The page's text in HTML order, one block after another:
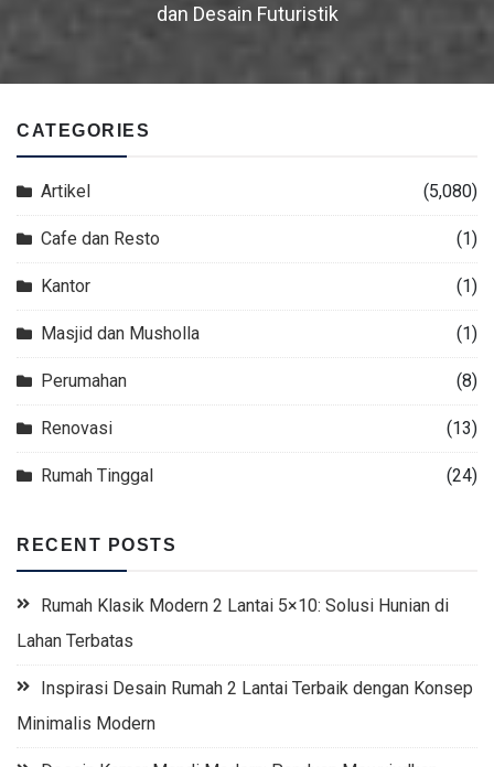
dan Desain Futuristik
CATEGORIES
Artikel (5,080)
Cafe dan Resto (1)
Kantor (1)
Masjid dan Musholla (1)
Perumahan (8)
Renovasi (13)
Rumah Tinggal (24)
RECENT POSTS
Rumah Klasik Modern 2 Lantai 5×10: Solusi Hunian di
Lahan Terbatas
Inspirasi Desain Rumah 2 Lantai Terbaik dengan Konsep
Minimalis Modern